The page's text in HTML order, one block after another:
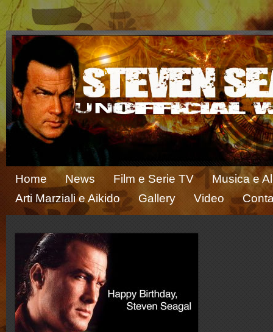
Home News Film e Serie TV
Musica e
Arti Marziali e Aikido
Gallery Video